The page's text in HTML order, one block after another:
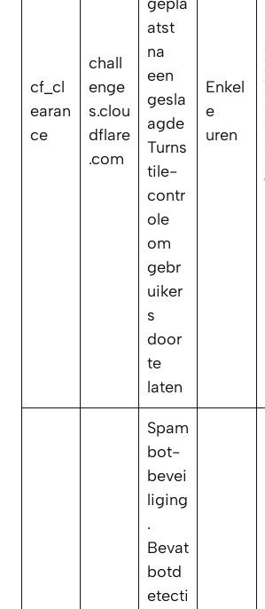
cf_cl
earan
ce
chall
enge
s.clou
dflare
.com
atst
na
een
gesla
agde
Turns
tile-
contr
ole
om
gebr
uiker
s
door
te
laten
Enkel
e
uren
Spam
bot-
bevei
liging
.
Bevat
botd
etecti